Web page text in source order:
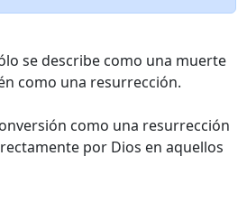
se describe como una muerte
como una resurrección.
como una resurrección
por Dios en aquellos